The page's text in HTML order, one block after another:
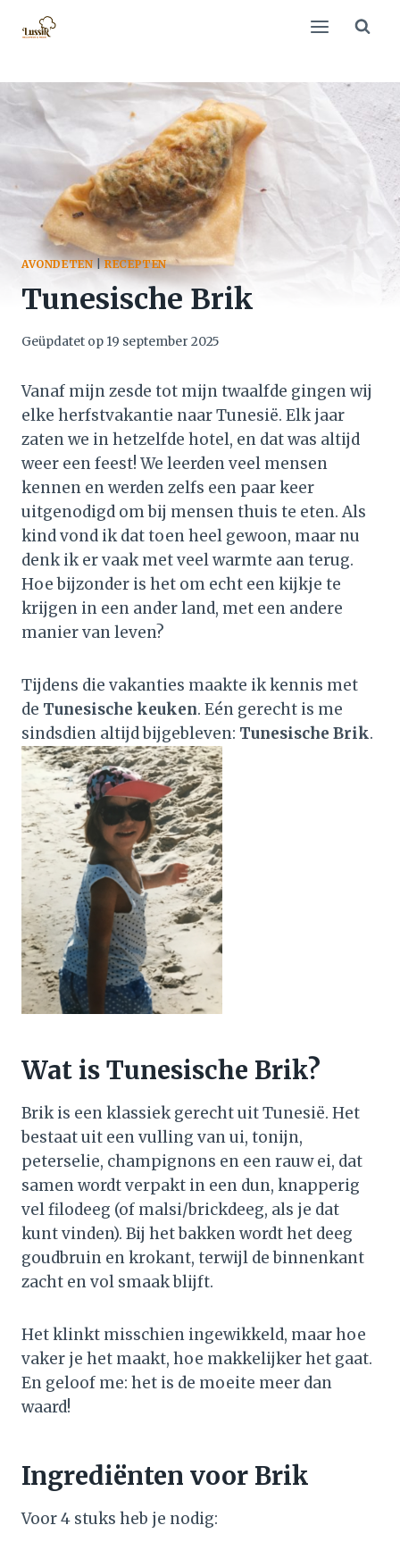
naar
AVONDETEN|RECEPTEN
Tunesische Brik
Geüpdatet op 19 september 2025
Vanaf mijn zesde tot mijn twaalfde gingen wij
elke herfstvakantie naar Tunesië. Elk jaar
zaten we in hetzelfde hotel, en dat was altijd
weer een feest! We leerden veel mensen
kennen en werden zelfs een paar keer
uitgenodigd om bij mensen thuis te eten. Als
kind vond ik dat toen heel gewoon, maar nu
denk ik er vaak met veel warmte aan terug.
Hoe bijzonder is het om echt een kijkje te
krijgen in een ander land, met een andere
manier van leven?
Tijdens die vakanties maakte ik kennis met
de Tunesische keuken. Eén gerecht is me
sindsdien altijd bijgebleven: Tunesische Brik.
Wat is Tunesische Brik?
Brik is een klassiek gerecht uit Tunesië. Het
bestaat uit een vulling van ui, tonijn,
peterselie, champignons en een rauw ei, dat
samen wordt verpakt in een dun, knapperig
vel filodeeg (of malsi/brickdeeg, als je dat
kunt vinden). Bij het bakken wordt het deeg
goudbruin en krokant, terwijl de binnenkant
zacht en vol smaak blijft.
Het klinkt misschien ingewikkeld, maar hoe
vaker je het maakt, hoe makkelijker het gaat.
En geloof me: het is de moeite meer dan
waard!
Ingrediënten voor Brik
Voor 4 stuks heb je nodig: